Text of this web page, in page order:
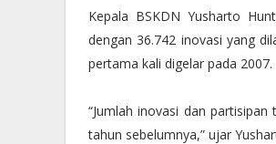
Kepala BSKDN Yusharto
dengan 36.742 inovasi yang
pertama kali digelar pada 2007.
“Jumlah inovasi dan
tahun sebelumnya,” ujar